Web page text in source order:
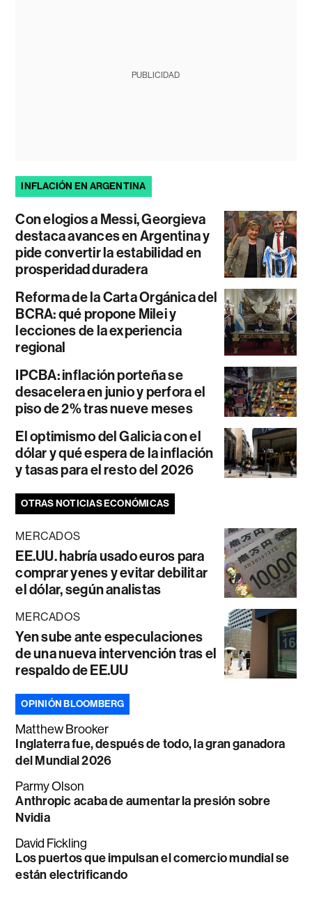
PUBLICIDAD
INFLACIÓN EN ARGENTINA
Con elogios a Messi, Georgieva
destaca avances en Argentina y
pide convertir la estabilidad en
prosperidad duradera
Reforma de la Carta Orgánica del
BCRA: qué propone Milei y
lecciones de la experiencia
regional
IPCBA: inflación porteña se
desacelera en junio y perfora el
piso de 2% tras nueve meses
El optimismo del Galicia con el
dólar y qué espera de la inflación
y tasas para el resto del 2026
OTRAS NOTICIAS ECONÓMICAS
MERCADOS
EE.UU. habría usado euros para
comprar yenes y evitar debilitar
el dólar, según analistas
MERCADOS
Yen sube ante especulaciones
de una nueva intervención tras el
respaldo de EE.UU
OPINIÓN BLOOMBERG
Matthew Brooker
Inglaterra fue, después de todo, la gran ganadora
del Mundial 2026
Parmy Olson
Anthropic acaba de aumentar la presión sobre
Nvidia
David Fickling
Los puertos que impulsan el comercio mundial se
están electrificando